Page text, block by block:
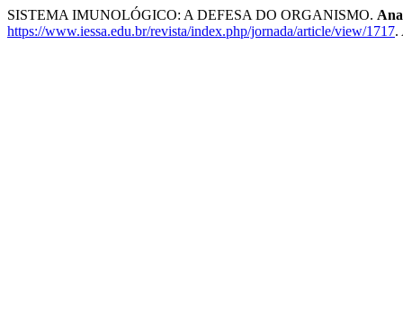
SISTEMA IMUNOLÓGICO: A DEFESA DO ORGANISMO.
https://www.iessa.edu.br/revista/index.php/jornada/article/view/1717.